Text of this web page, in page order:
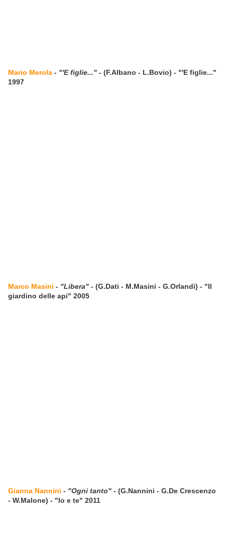
Mario Merola - "'E figlie..." - (F.Albano - L.Bovio) - "'E figlie..."
1997
Marco Masini - "Libera" - (G.Dati - M.Masini - G.Orlandi) - "Il
giardino delle api" 2005
Gianna Nannini - "Ogni tanto" - (G.Nannini - G.De Crescenzo
- W.Malone) - "Io e te" 2011